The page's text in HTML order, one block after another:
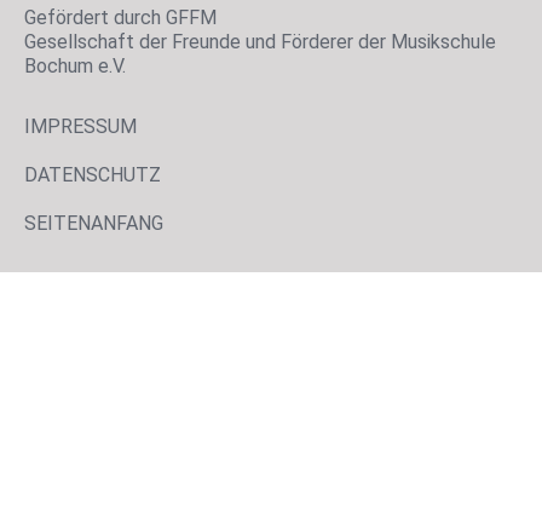
Gefördert durch GFFM
Gesellschaft der Freunde und Förderer der Musikschule
Bochum e.V.
IMPRESSUM
DATENSCHUTZ
SEITENANFANG